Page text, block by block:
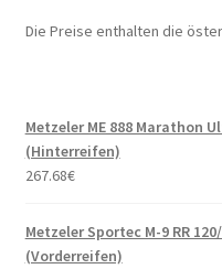
Die Preise enthalten die
Metzeler ME 888 Marathon
(Hinterreifen)
267.68€
Metzeler Sportec M-9 RR
(Vorderreifen)